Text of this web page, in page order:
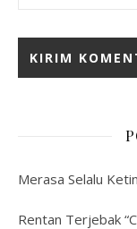
Merasa Selalu
Rentan Terjebak